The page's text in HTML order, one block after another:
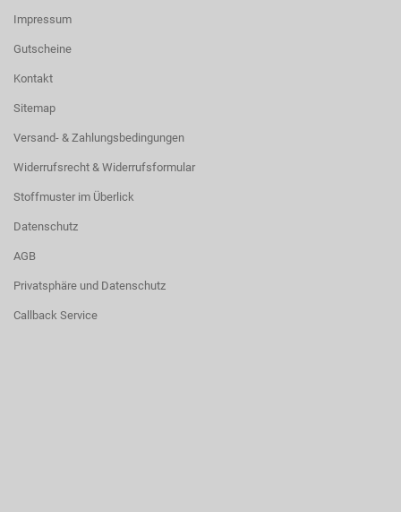
Impressum
Gutscheine
Kontakt
Sitemap
Versand- & Zahlungsbedingungen
Widerrufsrecht & Widerrufsformular
Stoffmuster im Überlick
Datenschutz
AGB
Privatsphäre und Datenschutz
Callback Service